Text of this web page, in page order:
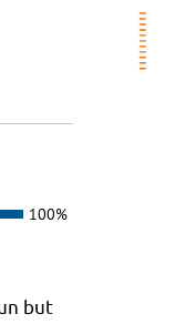
100%
but